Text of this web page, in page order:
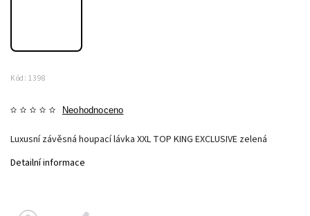
Kód: 1398
Neohodnoceno
Luxusní závěsná houpací lávka XXL TOP KING EXCLUSIVE zelená
Detailní informace